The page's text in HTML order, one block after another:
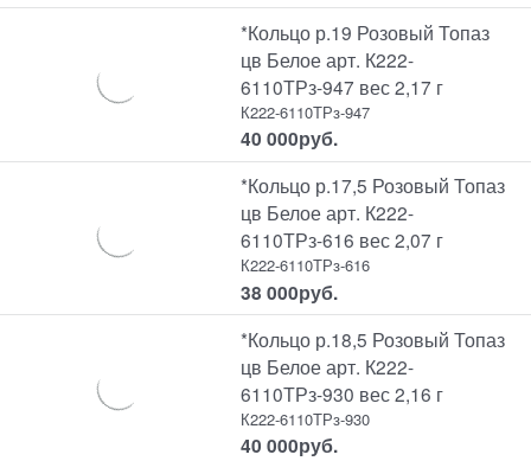
*Кольцо р.19 Розовый Топаз
цв Белое арт. К222-
6110ТРз-947 вес 2,17 г
К222-6110ТРз-947
40 000руб.
*Кольцо р.17,5 Розовый Топаз
цв Белое арт. К222-
6110ТРз-616 вес 2,07 г
К222-6110ТРз-616
38 000руб.
*Кольцо р.18,5 Розовый Топаз
цв Белое арт. К222-
6110ТРз-930 вес 2,16 г
К222-6110ТРз-930
40 000руб.